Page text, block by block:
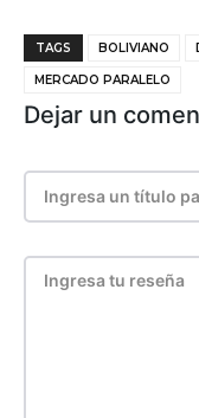
TAGS BOLIVIANO
MERCADO PARALELO
Dejar un